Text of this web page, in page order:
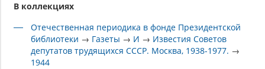
В коллекциях
Отечественная периодика в фонде Президентской
библиотеки → Газеты → И → Известия Советов
депутатов трудящихся СССР. Москва, 1938-1977. →
1944